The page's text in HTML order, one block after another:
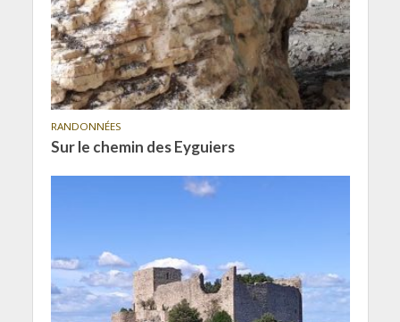
RANDONNÉES
Sur le chemin des Eyguiers